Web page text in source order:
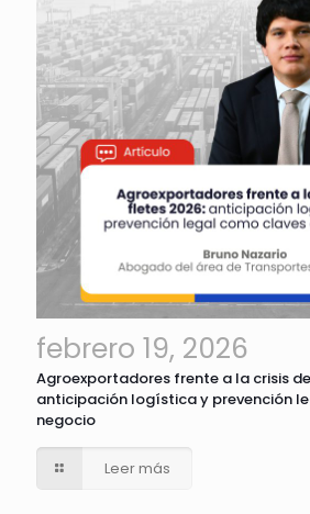
febrero 19, 2026
Agroexportadores frente a la crisis
anticipación logística y prevención
negocio
Leer más